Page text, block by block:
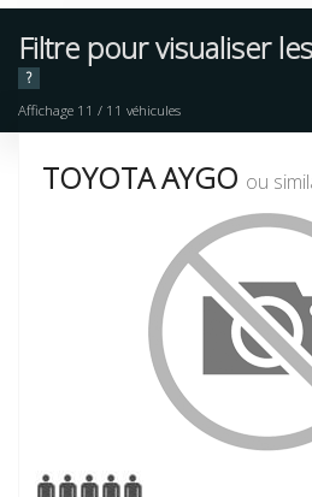
Filtre pour visualiser
?
Affichage 11 / 11 véhicules
TOYOTA AYGO ou